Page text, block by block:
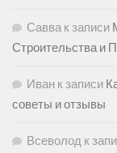
Саввак записи
Строительства и
Иван к записи
советы и отзывы
Всеволод к